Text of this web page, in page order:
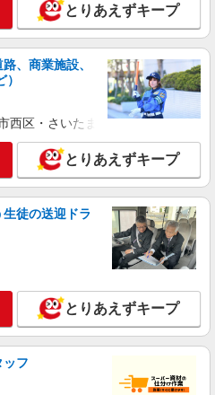
サ高住スタッフ◆穏やかな職場×
し
円〜2250円 ＜日払い有/週払い有/交
ソリン代含む)＞
面市≪豊島高校近く≫
詳細を見る
なデイサービスSTAFF募集≪週3
円〜2250円 ＜日払い有/週払い有/交
院近く
詳細を見る
とりあえずキープ
、商業施設、
西区・さいたま市岩槻区・久喜市・
とりあえずキープ
徒の送迎ドラ
とりあえずキープ
ッフ